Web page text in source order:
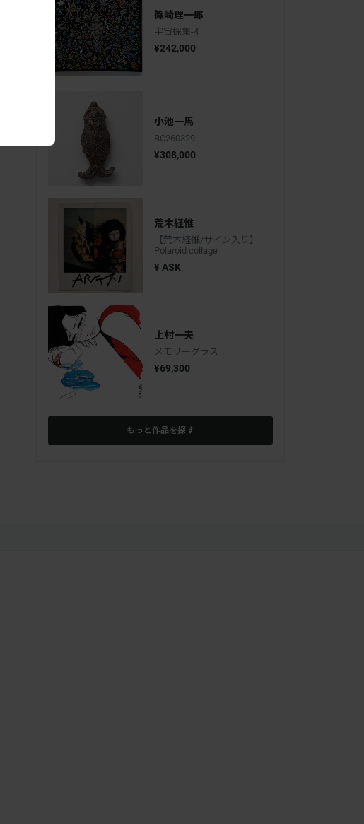
篠崎理一郎
宇宙採集-4
¥242,000
小池一馬
BC260329
¥308,000
荒木経惟
【荒木経惟/サイン入り】
Polaroid collage
¥ ASK
上村一夫
メモリーグラス
¥69,300
もっと作品を探す